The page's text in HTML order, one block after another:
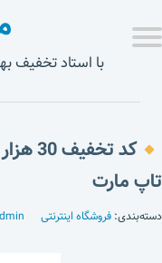
با استاد تخفیف
کد
تاپ مارت
دسته‌بندی: فروشگاه اینترنتی